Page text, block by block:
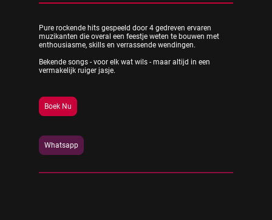
Pure rockende hits gespeeld door 4 gedreven ervaren
muzikanten die overal een feestje weten te bouwen met
enthousiasme, skills en verrassende wendingen.
Bekende songs - voor elk wat wils - maar altijd in een
vermakelijk ruiger jasje.
Boek Nu
Whatsapp